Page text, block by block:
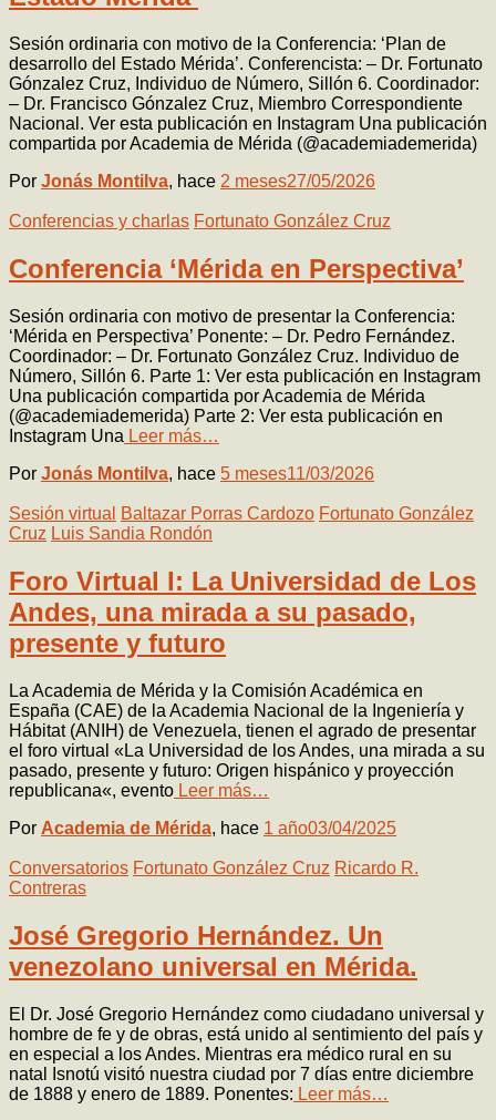
Sesión ordinaria con motivo de la Conferencia: ‘Plan de
desarrollo del Estado Mérida’. Conferencista: – Dr. Fortunato
Gónzalez Cruz, Individuo de Número, Sillón 6. Coordinador:
– Dr. Francisco Gónzalez Cruz, Miembro Correspondiente
Nacional. Ver esta publicación en Instagram Una publicación
compartida por Academia de Mérida (@academiademerida)
Por Jonás Montilva, hace 2 meses27/05/2026
Conferencias y charlas Fortunato González Cruz
Conferencia ‘Mérida en Perspectiva’
Sesión ordinaria con motivo de presentar la Conferencia:
‘Mérida en Perspectiva’ Ponente: – Dr. Pedro Fernández.
Coordinador: – Dr. Fortunato González Cruz. Individuo de
Número, Sillón 6. Parte 1: Ver esta publicación en Instagram
Una publicación compartida por Academia de Mérida
(@academiademerida) Parte 2: Ver esta publicación en
Instagram Una Leer más…
Por Jonás Montilva, hace 5 meses11/03/2026
Sesión virtual Baltazar Porras Cardozo Fortunato González
Cruz Luis Sandia Rondón
Foro Virtual I: La Universidad de Los
Andes, una mirada a su pasado,
presente y futuro
La Academia de Mérida y la Comisión Académica en
España (CAE) de la Academia Nacional de la Ingeniería y
Hábitat (ANIH) de Venezuela, tienen el agrado de presentar
el foro virtual «La Universidad de los Andes, una mirada a su
pasado, presente y futuro: Origen hispánico y proyección
republicana«, evento Leer más…
Por Academia de Mérida, hace 1 año03/04/2025
Conversatorios Fortunato González Cruz Ricardo R.
Contreras
José Gregorio Hernández. Un
venezolano universal en Mérida.
El Dr. José Gregorio Hernández como ciudadano universal y
hombre de fe y de obras, está unido al sentimiento del país y
en especial a los Andes. Mientras era médico rural en su
natal Isnotú visitó nuestra ciudad por 7 días entre diciembre
de 1888 y enero de 1889. Ponentes: Leer más…